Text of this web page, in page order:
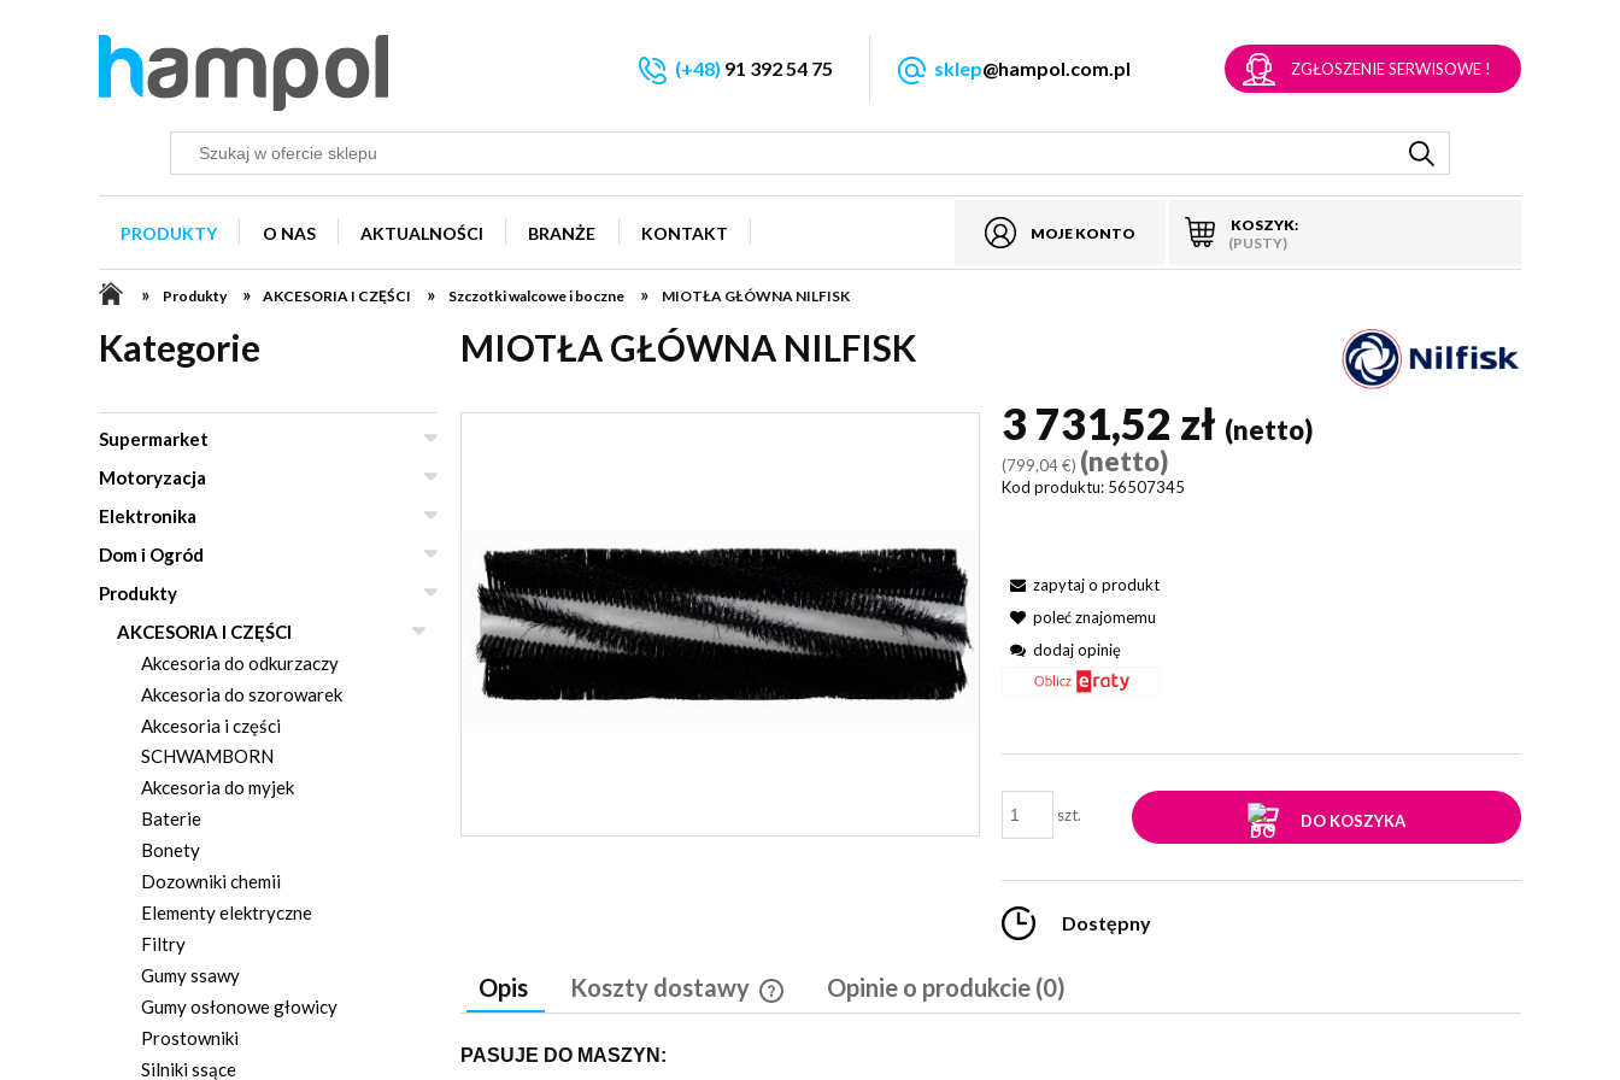
MOJE KONTO
KOSZYK:
(PUSTY)
(+48) 91 392 54 75 sklep@hampol.com.pl ZGŁOSZENIE SERWISOWE !
PRODUKTY O NAS AKTUALNOŚCI BRANŻE KONTAKT
» Produkty » AKCESORIA I CZĘŚCI » Szczotki walcowe i boczne » MIOTŁA GŁÓWNA NILFISK
Kategorie
Supermarket
Motoryzacja
Elektronika
Dom i Ogród
Produkty
AKCESORIA I CZĘŚCI
Akcesoria do odkurzaczy
Akcesoria do szorowarek
Akcesoria i części
SCHWAMBORN
Akcesoria do myjek
Baterie
Bonety
Dozowniki chemii
Elementy elektryczne
Filtry
Gumy ssawy
Gumy osłonowe głowicy
Prostowniki
Silniki ssące
MIOTŁA GŁÓWNA NILFISK
3 731,52 zł (netto)
(799,04 €) (netto)
Kod produktu: 56507345
zapytaj o produkt
poleć znajomemu
dodaj opinię
szt. DO KOSZYKA
Dostępny
Opis Koszty dostawy Opinie o produkcie (0)
PASUJE DO MASZYN: